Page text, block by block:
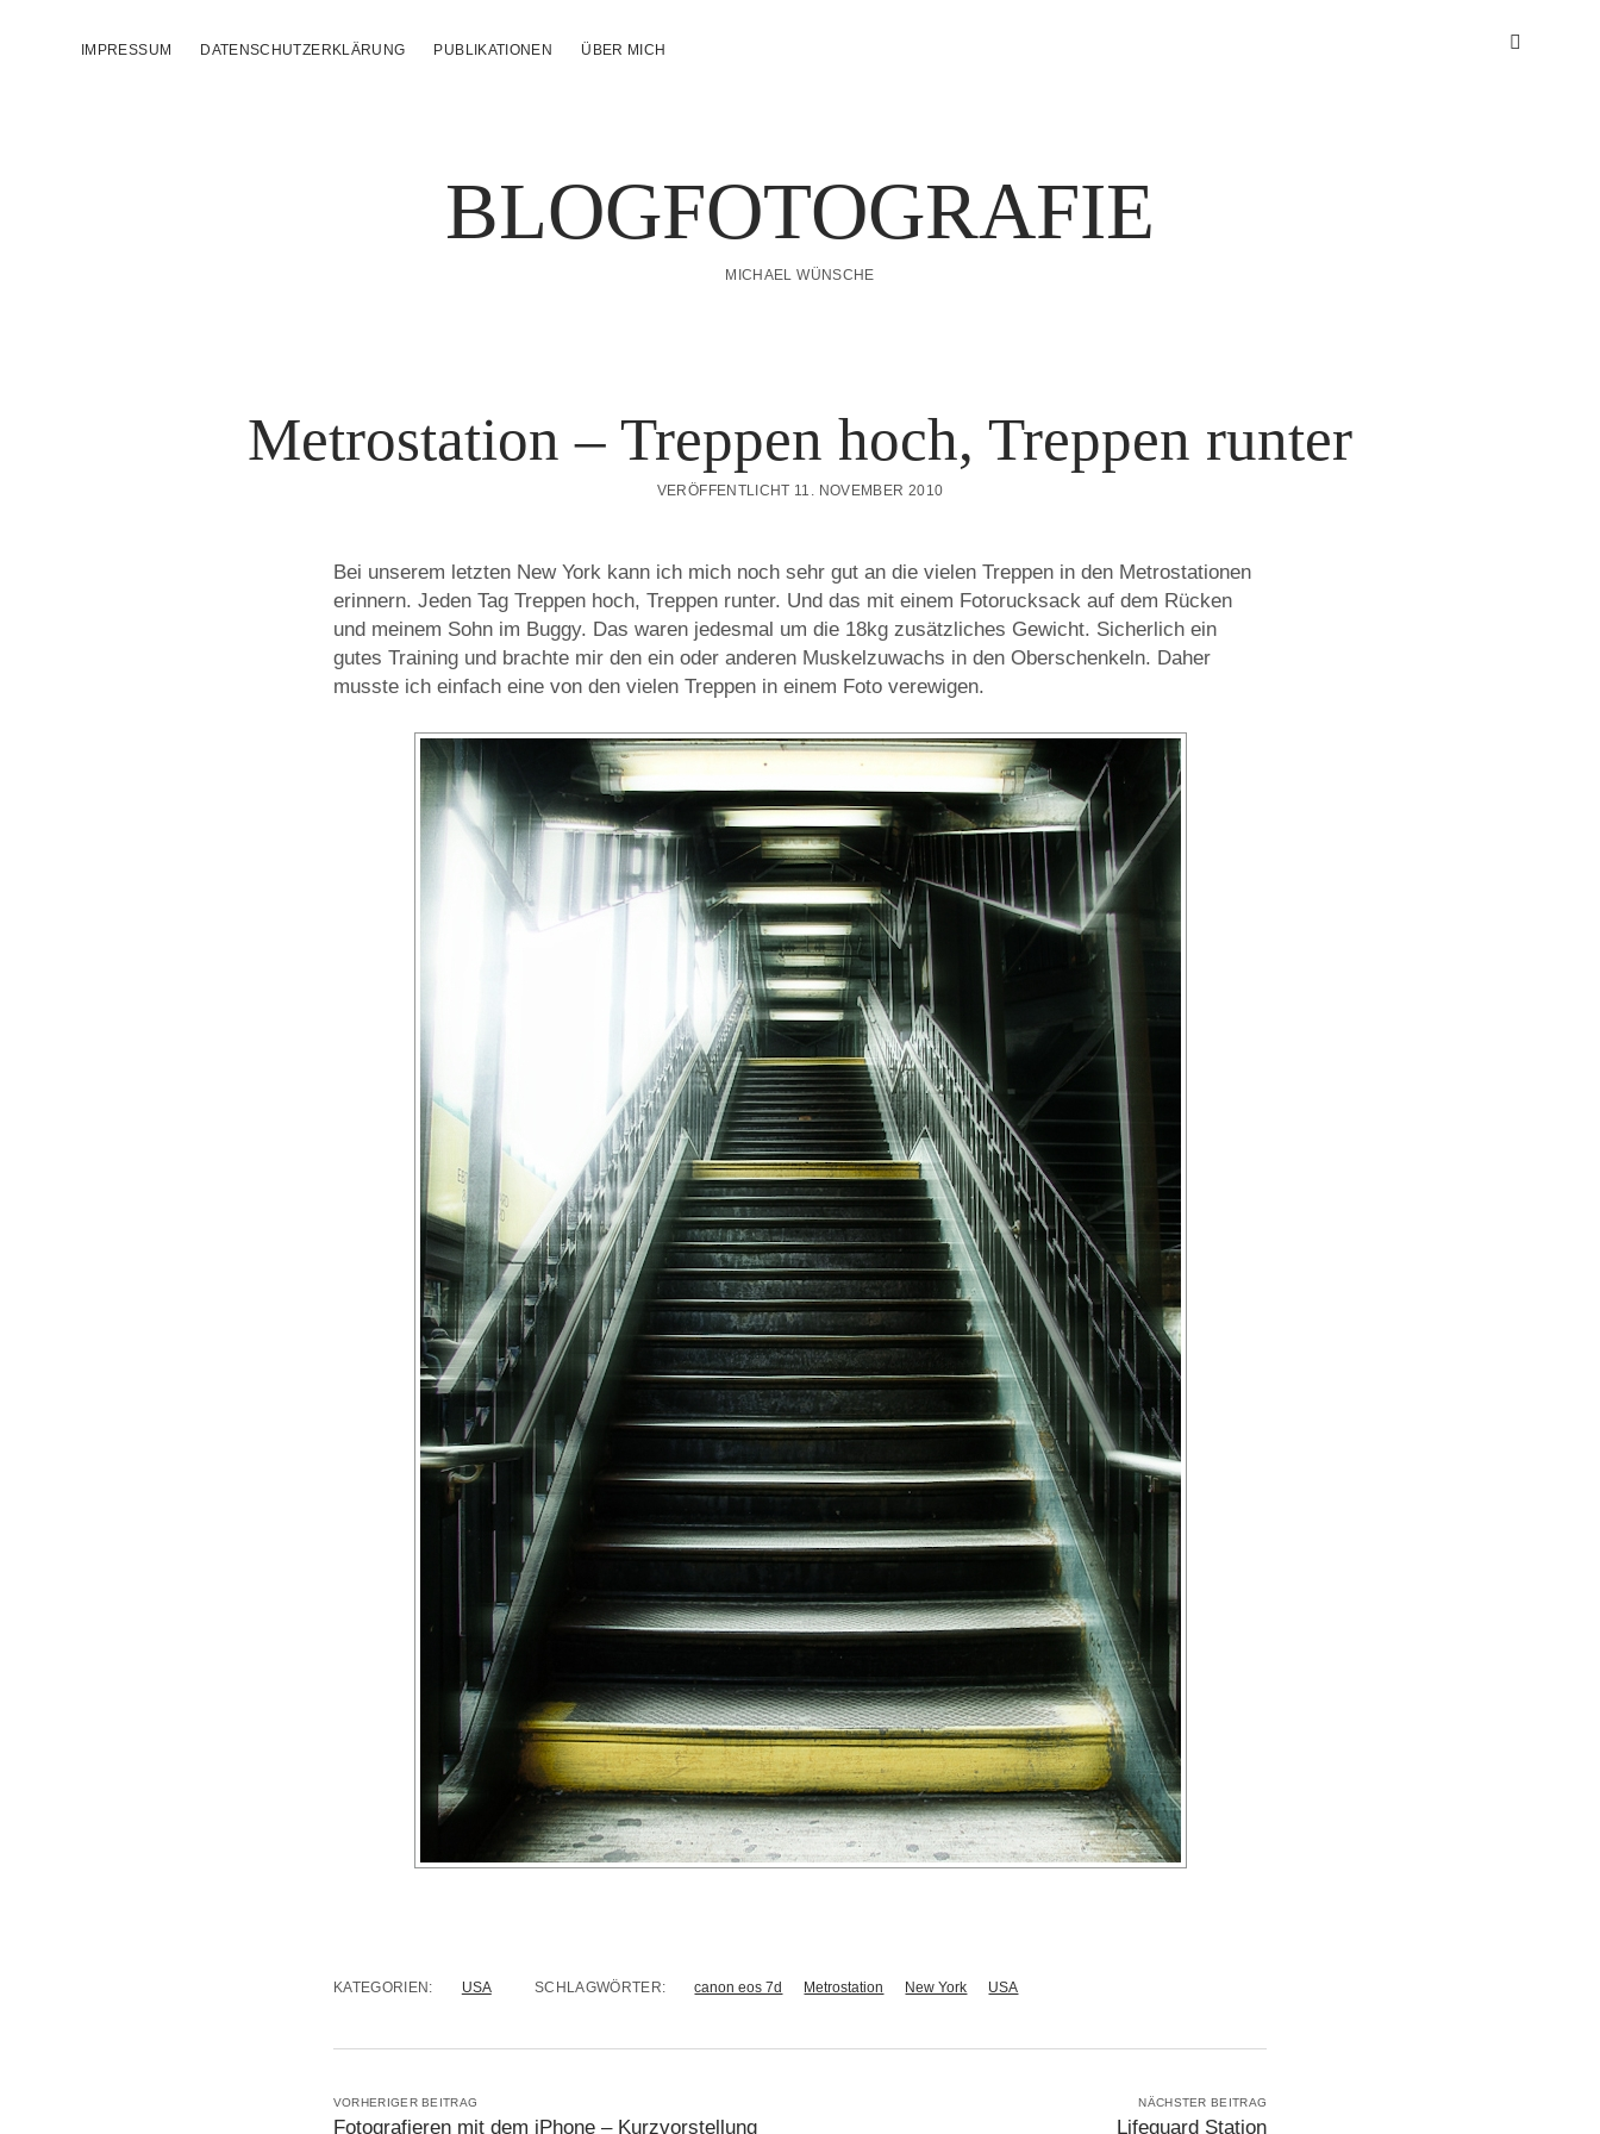
IMPRESSUM DATENSCHUTZERKLÄRUNG PUBLIKATIONEN ÜBER MICH
BLOGFOTOGRAFIE
MICHAEL WÜNSCHE
Metrostation – Treppen hoch, Treppen runter
VERÖFFENTLICHT 11. NOVEMBER 2010
Bei unserem letzten New York kann ich mich noch sehr gut an die vielen Treppen in den Metrostationen
erinnern. Jeden Tag Treppen hoch, Treppen runter. Und das mit einem Fotorucksack auf dem Rücken
und meinem Sohn im Buggy. Das waren jedesmal um die 18kg zusätzliches Gewicht. Sicherlich ein
gutes Training und brachte mir den ein oder anderen Muskelzuwachs in den Oberschenkeln. Daher
musste ich einfach eine von den vielen Treppen in einem Foto verewigen.
KATEGORIEN: USA SCHLAGWÖRTER: canon eos 7d Metrostation New York USA
VORHERIGER BEITRAG
Fotografieren mit dem iPhone – Kurzvorstellung
NÄCHSTER BEITRAG
Lifeguard Station